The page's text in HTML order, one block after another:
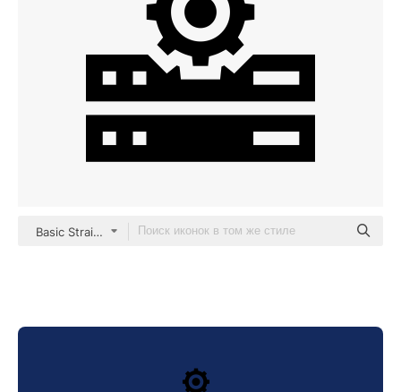
Basic Straight Filled